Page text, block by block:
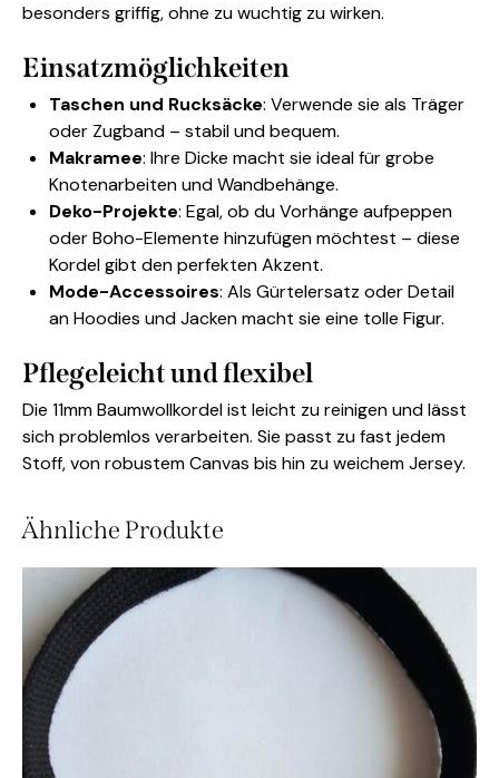
besonders griffig, ohne zu wuchtig zu wirken.
Einsatzmöglichkeiten
Taschen und Rucksäcke: Verwende sie als Träger
oder Zugband – stabil und bequem.
Makramee: Ihre Dicke macht sie ideal für grobe
Knotenarbeiten und Wandbehänge.
Deko-Projekte: Egal, ob du Vorhänge aufpeppen
oder Boho-Elemente hinzufügen möchtest – diese
Kordel gibt den perfekten Akzent.
Mode-Accessoires: Als Gürtelersatz oder Detail
an Hoodies und Jacken macht sie eine tolle Figur.
Pflegeleicht und flexibel
Die 11mm Baumwollkordel ist leicht zu reinigen und lässt
sich problemlos verarbeiten. Sie passt zu fast jedem
Stoff, von robustem Canvas bis hin zu weichem Jersey.
Ähnliche Produkte